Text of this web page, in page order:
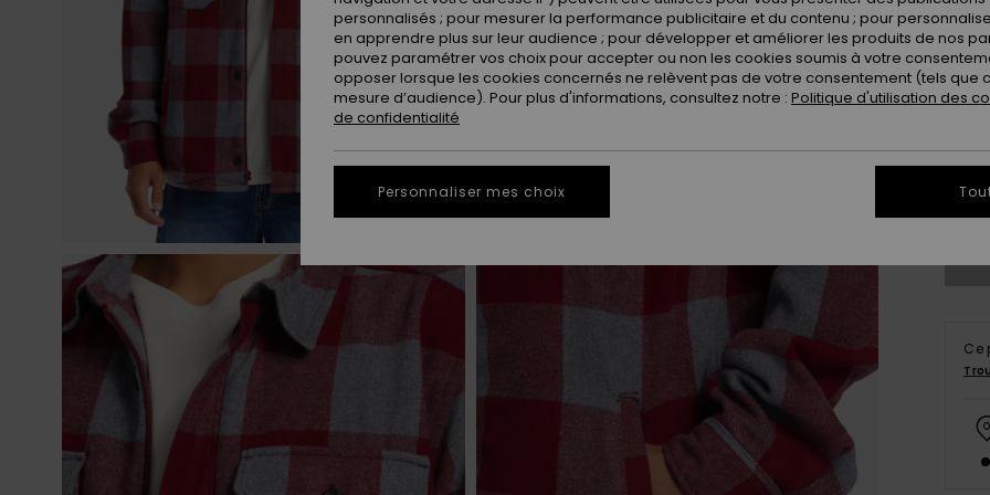
Ce
personnalisés ; pour mesurer la performance publicitaire et du contenu ; pour
en apprendre plus sur leur audience ; pour développer et améliorer les produits de nos
pouvez paramétrer vos choix pour accepter ou non les cookies soumis à votre
opposer lorsque les cookies concernés ne relèvent pas de votre consentement (tels que
mesure d’audience). Pour plus d'informations, consultez notre : Politique d'utilisation des
de confidentialité
Personnaliser mes choix